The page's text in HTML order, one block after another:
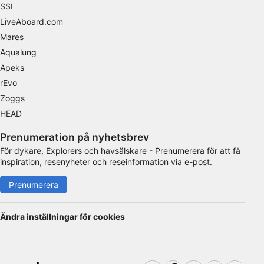
SSI
LiveAboard.com
Mares
Aqualung
Apeks
rEvo
Zoggs
HEAD
Prenumeration på nyhetsbrev
För dykare, Explorers och havsälskare - Prenumerera för att få
inspiration, resenyheter och reseinformation via e-post.
Prenumerera
Ändra inställningar för cookies
Prestanda
Funktionell